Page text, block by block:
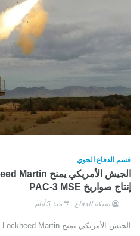
قسم الدفاع الجوي
إنتاج صواريخ PAC-3 MSE
شبكة الدفاع منذ 5 أيام